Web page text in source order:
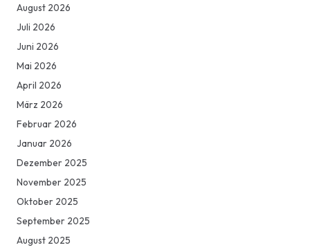
August 2026
Juli 2026
Juni 2026
Mai 2026
April 2026
März 2026
Februar 2026
Januar 2026
Dezember 2025
November 2025
Oktober 2025
September 2025
August 2025